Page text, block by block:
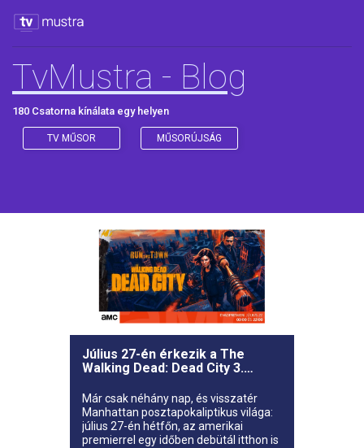
TvMustra - Blog
180 Csatorna kínálata egy helyen
TV MŰSOR MŰSORÚJSÁG
Július 27-én érkezik a The
Walking Dead: Dead City 3.
Már csak néhány nap, és visszatér
Manhattan posztapokaliptikus világa:
július 27-én hétfőn, az amerikai
premierrel egy időben debütál itthon is